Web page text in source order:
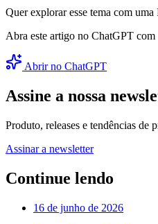
Quer explorar esse tema com uma
Abra este artigo no ChatGPT
Abrir no ChatGPT
Assine a nossa
Produto, releases e tendências de
Assinar a newsletter
Continue lendo
16 de junho de 2026